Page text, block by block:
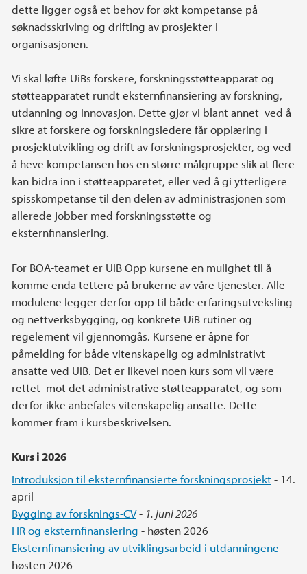
dette ligger også et behov for økt kompetanse på
søknadsskriving og drifting av prosjekter i
organisasjonen.
Vi skal løfte UiBs forskere, forskningsstøtteapparat og
støtteapparatet rundt eksternfinansiering av forskning,
utdanning og innovasjon. Dette gjør vi blant annet ved å
sikre at forskere og forskningsledere får opplæring i
prosjektutvikling og drift av forskningsprosjekter, og ved
å heve kompetansen hos en større målgruppe slik at flere
kan bidra inn i støtteapparetet, eller ved å gi ytterligere
spisskompetanse til den delen av administrasjonen som
allerede jobber med forskningsstøtte og
eksternfinansiering.
For BOA-teamet er UiB Opp kursene en mulighet til å
komme enda tettere på brukerne av våre tjenester. Alle
modulene legger derfor opp til både erfaringsutveksling
og nettverksbygging, og konkrete UiB rutiner og
regelement vil gjennomgås. Kursene er åpne for
påmelding for både vitenskapelig og administrativt
ansatte ved UiB. Det er likevel noen kurs som vil være
rettet mot det administrative støtteapparatet, og som
derfor ikke anbefales vitenskapelig ansatte. Dette
kommer fram i kursbeskrivelsen.
Kurs i 2026
Introduksjon til eksternfinansierte forskningsprosjekt- 14.
april
Bygging av forsknings-CV- 1. juni 2026
HR og eksternfinansiering - høsten 2026
Eksternfinansiering av utviklingsarbeid i utdanningene -
høsten 2026